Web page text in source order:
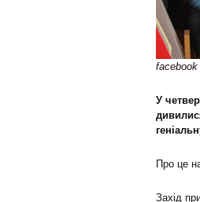
facebook
У
Про це
Захід